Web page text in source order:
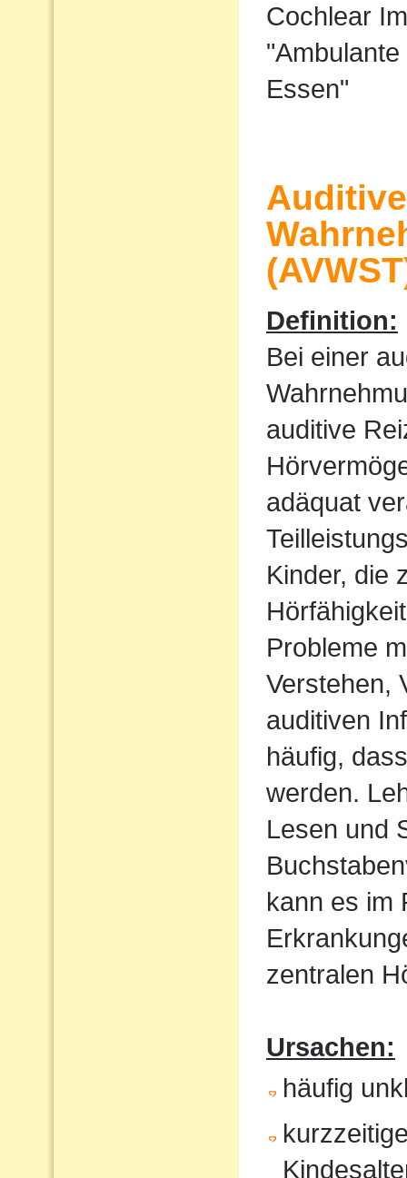
Cochlear
Essen"
Definition:
Bei einer
auditive
adäquat
Kinder, die
Probleme
Verstehen,
auditiven
häufig,
werden.
Lesen und
kann es im
zentralen
Ursachen:
häufig